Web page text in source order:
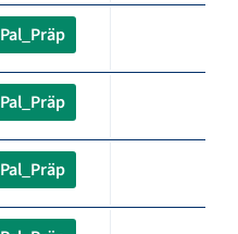
Pal_Präp
Pal_Präp
Pal_Präp